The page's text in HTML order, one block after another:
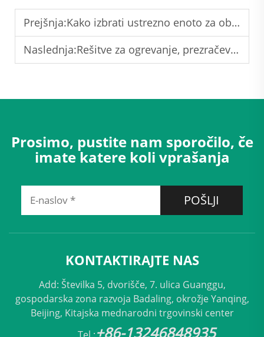
Prejšnja:Kako izbrati ustrezno enoto za obratovanje zraka za farmacevtske tovarne?
Naslednja:Rešitve za ogrevanje, prezračevanje in klimatizacijo za čiste sobe v polprevodniški industriji: izpolnjevanje zahtevnih potreb po nadzoru okolja
Prosimo, pustite nam sporočilo, če
imate katere koli vprašanja
POŠLJI
KONTAKTIRAJTE NAS
Add: Številka 5, dvorišče, 7. ulica Guanggu,
gospodarska zona razvoja Badaling, okrožje Yanqing,
Beijing, Kitajska mednarodni trgovinski center
+86-13246848935